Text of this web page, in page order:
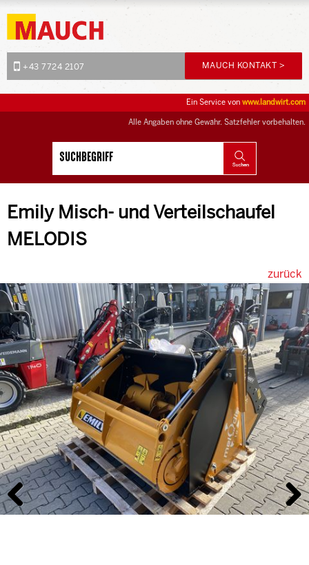
+43 7724 2107 MAUCH KONTAKT >
Alle Angaben ohne Gewähr. Satzfehler vorbehalten.
Ein Service von www.landwirt.com
Emily Misch- und Verteilschaufel
MELODIS
zurück